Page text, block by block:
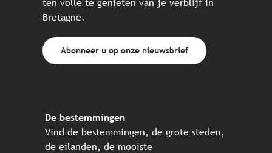
ten volle te genieten van je verblijf in
Bretagne.
Abonneer u op onze nieuwsbrief
De bestemmingen
Vind de bestemmingen, de grote steden,
de eilanden, de mooiste